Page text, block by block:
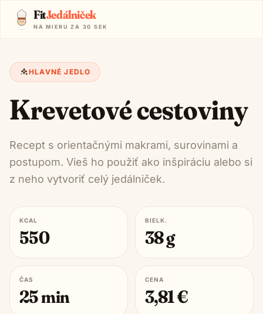
FitJedálniček
NA MIERU ZA 30 SEK
HLAVNÉ JEDLO
Krevetové cestoviny
Recept s orientačnými makrami, surovinami a
postupom. Vieš ho použiť ako inšpiráciu alebo si
z neho vytvoriť celý jedálniček.
KCAL
550
BIELK.
38g
ČAS
25min
CENA
3,81€